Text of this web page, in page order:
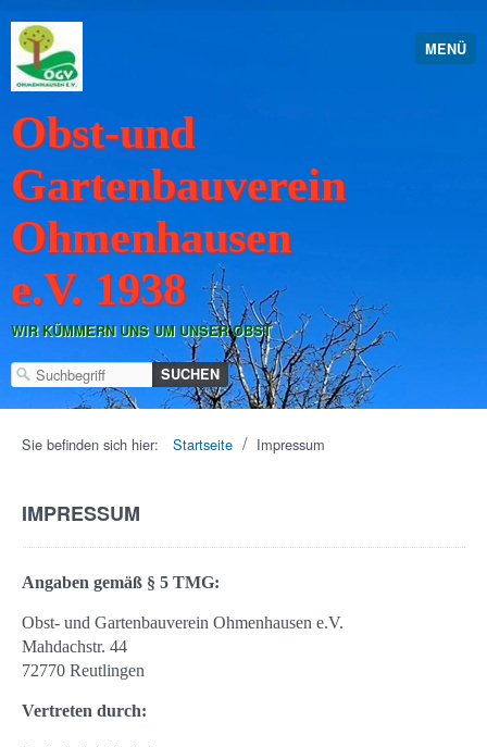
MENÜ
Obst-und
Gartenbauverein
Ohmenhausen
e.V. 1938
WIR KÜMMERN UNS UM UNSER OBST
Sie befinden sich hier: Startseite / Impressum
IMPRESSUM
Angaben gemäß § 5 TMG:
Obst- und Gartenbauverein Ohmenhausen e.V.
Mahdachstr. 44
72770 Reutlingen
Vertreten durch: